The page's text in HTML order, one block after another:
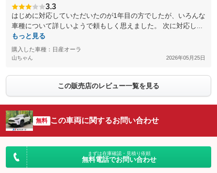
3.3
はじめに対応していただいたのが1年目の方でしたが、いろんな
車種について詳しいようで頼もしく思えました。 次に対応し...
もっと見る
購入した車種：日産オーラ
山ちゃん 2026年05月25日
この販売店のレビュー一覧を見る
無料 この車両に関するお問い合わせ
まずは在庫確認・見積り依頼
無料電話でお問い合わせ